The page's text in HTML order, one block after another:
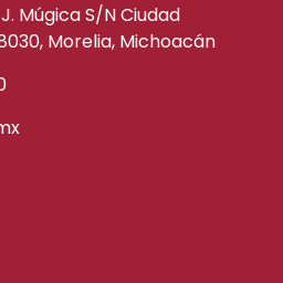
Múgica S/N Ciudad
Morelia, Michoacán